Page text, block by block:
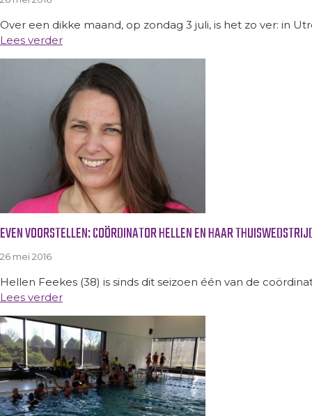
Over een dikke maand, op zondag 3 juli, is het zo ver: in
Lees verder
EVEN VOORSTELLEN: COÖRDINATOR HELLEN EN HAAR
26 mei 2016
Hellen Feekes (38) is sinds dit seizoen één van de
Lees verder